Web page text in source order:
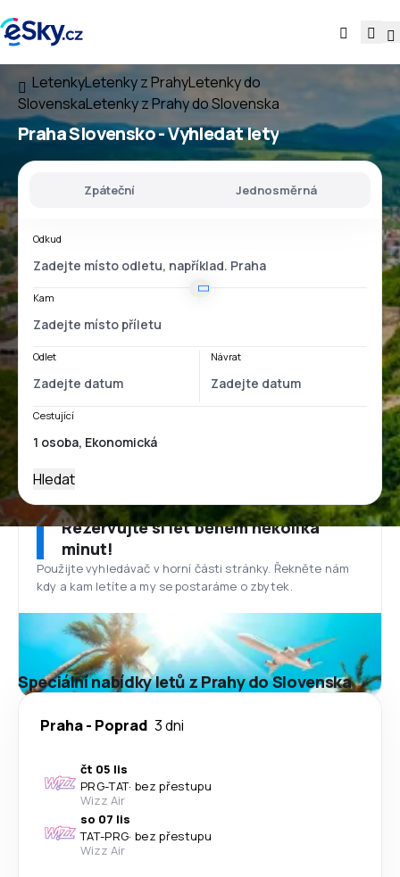
LetenkyLetenky z PrahyLetenky do
SlovenskaLetenky z Prahy do Slovenska
Praha Slovensko- Vyhledat lety
Zpáteční Jednosměrná
Odkud
Kam
Odlet Návrat
Cestující
Hledat
Rezervujte si let během několika
minut!
Použijte vyhledávač v horní části stránky. Řekněte nám
kdy a kam letíte a my se postaráme o zbytek.
Speciální nabídky letů z Prahy do Slovenska
Praha- Poprad 3 dni
čt 05 lis
PRG-TAT· bez přestupu
Wizz Air
so 07 lis
TAT-PRG· bez přestupu
Wizz Air